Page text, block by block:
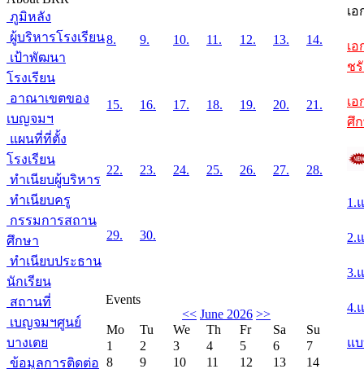
ภูมิหลัง
ผู้บริหารโรงเรียน
เป้าพัฒนา
โรงเรียน
อาณาเขตของ
เบญจมฯ
แผนที่ที่ตั้ง
โรงเรียน
ทำเนียบผู้บริหาร
ทำเนียบครู
กรรมการสถาน
ศึกษา
ทำเนียบประธาน
นักเรียน
สถานที่
เบญจมฯศูนย์
บางเตย
ข้อมูลการติดต่อ
8. 9. 10. 11. 12. 13. 14.
15. 16. 17. 18. 19. 20. 21.
22. 23. 24. 25. 26. 27. 28.
29. 30.
Events
<< June 2026 >>
Mo
Tu We Th Fr Sa
Su
1
2 3 4 5 6
7
8
9 10 11 12 13
14
เ
เ
ช
เ
ศึ
1.
2.
3.
4.
แ